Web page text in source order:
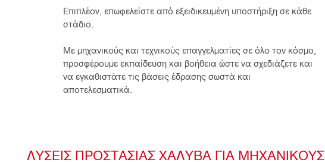
Επιπλέον, επωφελείστε από εξειδικευμένη υποστήριξη σε κάθε
στάδιο.
Με μηχανικούς και τεχνικούς επαγγελματίες σε όλο τον κόσμο,
προσφέρουμε εκπαίδευση και βοήθεια ώστε να σχεδιάζετε και
να εγκαθιστάτε τις βάσεις έδρασης σωστά και
αποτελεσματικά.
ΛΎΣΕΙΣ ΠΡΟΣΤΑΣΊΑΣ ΧΆΛΥΒΑ ΓΙΑ ΜΗΧΑΝΙΚΟΎΣ